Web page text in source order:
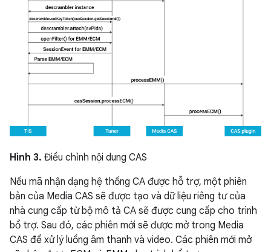
Hình 3. Điều chỉnh nội dung CAS
Nếu mã nhận dạng hệ thống CA được hỗ trợ, một phiên
bản của Media CAS sẽ được tạo và dữ liệu riêng tư của
nhà cung cấp từ bộ mô tả CA sẽ được cung cấp cho trình
bổ trợ. Sau đó, các phiên mới sẽ được mở trong Media
CAS để xử lý luồng âm thanh và video. Các phiên mới mở